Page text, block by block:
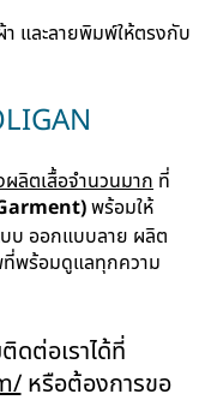
า และลายพิมพ์ให้ตรงกับ
ผลิตเสื้อจำนวนมาก ที่
พร้อมให้
บ ออกแบบลาย ผลิต
ที่พร้อมดูแลทุกความ
ดต่อเราได้ที่
หรือต้องการขอ